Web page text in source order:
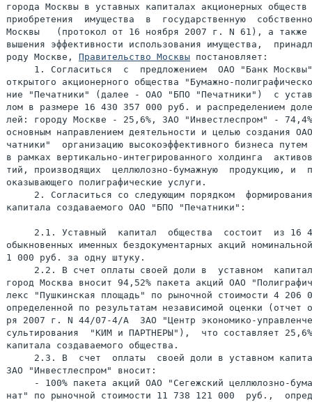
города Москвы в уставных капиталах акционерных
приобретения  имущества  в  государственную
Москвы   (протокол от 16 ноября 2007 г. N 61), а также
вышения эффективности использования имущества,
роду Москве, Правительство Москвы постановляет:
1. Согласиться  с  предложением  ОАО "Банк
открытого акционерного общества "Бумажно-
ние "Печатники" (далее - ОАО "БПО "Печатники")  с
лом в размере 16 430 357 000 руб. и распределением
лей: городу Москве - 25,6%, ЗАО "Инвестлеспром" -
основным направлением деятельности и целью создания
чатники"  организацию высокоэффективного бизнеса путем
в рамках вертикально-интегрированного холдинга
тий, производящих  целлюлозно-бумажную  продукцию, и
оказывающего полиграфические услуги.
2. Согласиться со следующим порядком
капитала создаваемого ОАО "БПО "Печатники":
2.1. Уставный  капитал  общества  состоит  из 16
обыкновенных именных бездокументарных акций
1 000 руб. за одну штуку.
2.2. В счет оплаты своей доли в  уставном
город Москва вносит 94,52% пакета акций ОАО
лекс "Пушкинская площадь" по рыночной стоимости 4 206
определенной по результатам независимой оценки (отчет
ря 2007 г. N 44/07-4/А  ЗАО "Центр экономико-
сультирования  "КИМ и ПАРТНЕРЫ"),  что составляет
капитала создаваемого общества.
2.3. В  счет  оплаты  своей доли в уставном
ЗАО "Инвестлеспром" вносит:
- 100% пакета акций ОАО "Сегежский целлюлозно-
нат" по рыночной стоимости 11 738 121 000  руб.,